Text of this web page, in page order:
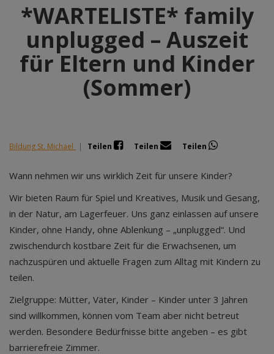
*WARTELISTE* family
unplugged – Auszeit
für Eltern und Kinder
(Sommer)
Bildung St. Michael | Teilen Teilen Teilen
Wann nehmen wir uns wirklich Zeit für unsere Kinder?
Wir bieten Raum für Spiel und Kreatives, Musik und Gesang,
in der Natur, am Lagerfeuer. Uns ganz einlassen auf unsere
Kinder, ohne Handy, ohne Ablenkung – „unplugged“. Und
zwischendurch kostbare Zeit für die Erwachsenen, um
nachzuspüren und aktuelle Fragen zum Alltag mit Kindern zu
teilen.
Zielgruppe: Mütter, Väter, Kinder – Kinder unter 3 Jahren
sind willkommen, können vom Team aber nicht betreut
werden. Besondere Bedürfnisse bitte angeben – es gibt
barrierefreie Zimmer.